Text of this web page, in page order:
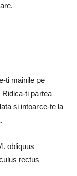
ti mainile pe
ti partea
si intoarce-te la
obliquus
rectus